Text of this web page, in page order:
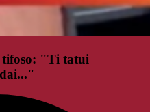
tifoso: "Ti tatui